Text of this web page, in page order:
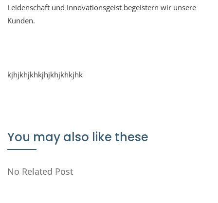
Leidenschaft und Innovationsgeist begeistern wir unsere
Kunden.
kjhjkhjkhkjhjkhjkhkjhk
You may also like these
No Related Post